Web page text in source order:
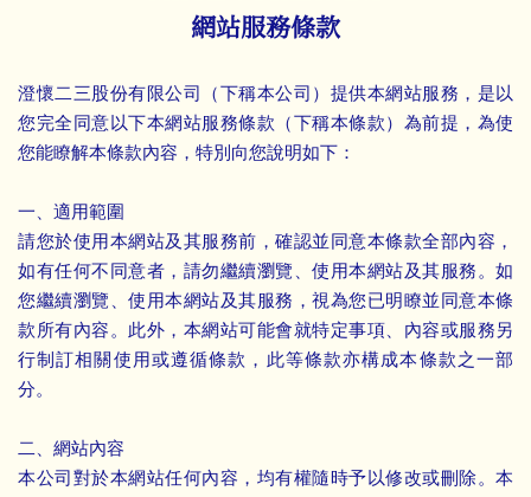
網站服務條款
澄懷二三股份有限公司（下稱本公司）提供本網站服務，是以
您完全同意以下本網站服務條款（下稱本條款）為前提，為使
您能瞭解本條款內容，特別向您說明如下：
一、適用範圍
請您於使用本網站及其服務前，確認並同意本條款全部內容，
如有任何不同意者，請勿繼續瀏覽、使用本網站及其服務。如
您繼續瀏覽、使用本網站及其服務，視為您已明瞭並同意本條
款所有內容。此外，本網站可能會就特定事項、內容或服務另
行制訂相關使用或遵循條款，此等條款亦構成本條款之一部
分。
二、網站內容
本公司對於本網站任何內容，均有權隨時予以修改或刪除。本